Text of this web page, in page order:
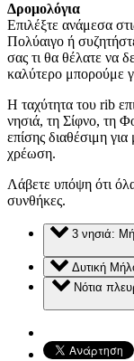
Δρομολόγια
Επιλέξτε ανάμεσα
Πολύαιγο ή
σας τι θα θέλατε να
καλύτερο μπορούμε
Η ταχύτητα του rib
νησιά, τη Σίφνο, τη
επίσης διαθέσιμη
χρέωση.
Λάβετε υπόψη ότι όλα
συνθήκες.
Δυτική